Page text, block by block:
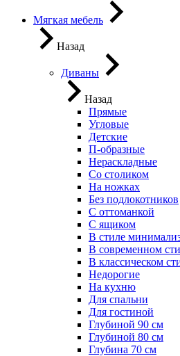
Мягкая мебель
Назад
Диваны
Назад
Прямые
Угловые
Детские
П-образные
Нераскладные
Со столиком
На ножках
Без подлокотников
С оттоманкой
С ящиком
В стиле
В современном
В классическом
Недорогие
На кухню
Для спальни
Для гостиной
Глубиной 90 см
Глубиной 80 см
Глубина 70 см